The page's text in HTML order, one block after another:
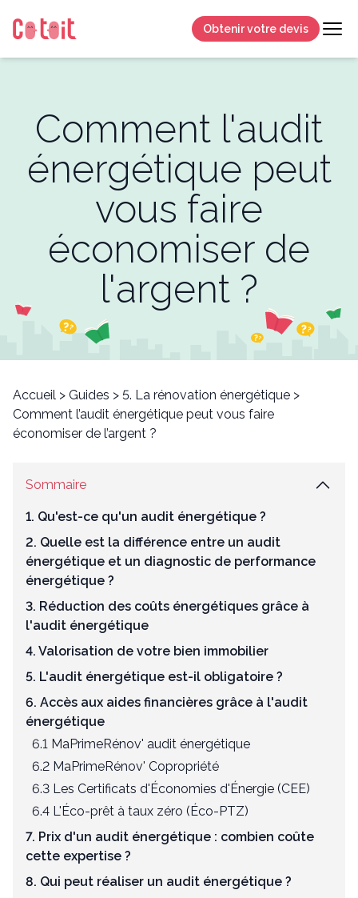
Obtenir votre devis
Comment l'audit
énergétique peut
vous faire
économiser de
l'argent ?
Accueil > Guides > 5. La rénovation énergétique >
Comment l’audit énergétique peut vous faire
économiser de l’argent ?
Sommaire
1. Qu'est-ce qu'un audit énergétique ?
2. Quelle est la différence entre un audit
énergétique et un diagnostic de performance
énergétique ?
3. Réduction des coûts énergétiques grâce à
l'audit énergétique
4. Valorisation de votre bien immobilier
5. L'audit énergétique est-il obligatoire ?
6. Accès aux aides financières grâce à l'audit
énergétique
6.1 MaPrimeRénov' audit énergétique
6.2 MaPrimeRénov' Copropriété
6.3 Les Certificats d'Économies d'Énergie (CEE)
6.4 L'Éco-prêt à taux zéro (Éco-PTZ)
7. Prix d'un audit énergétique : combien coûte
cette expertise ?
8. Qui peut réaliser un audit énergétique ?